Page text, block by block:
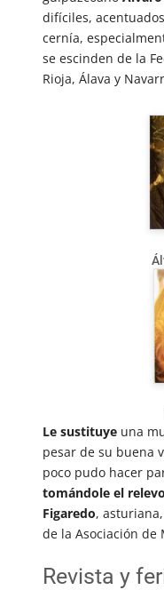
difíciles,
cernía,
se escinden de la
Rioja, Álava y
Le sustituye una
pesar de su buena
poco pudo hacer
tomándole el
Figaredo,
de la Asociación de
Revista y